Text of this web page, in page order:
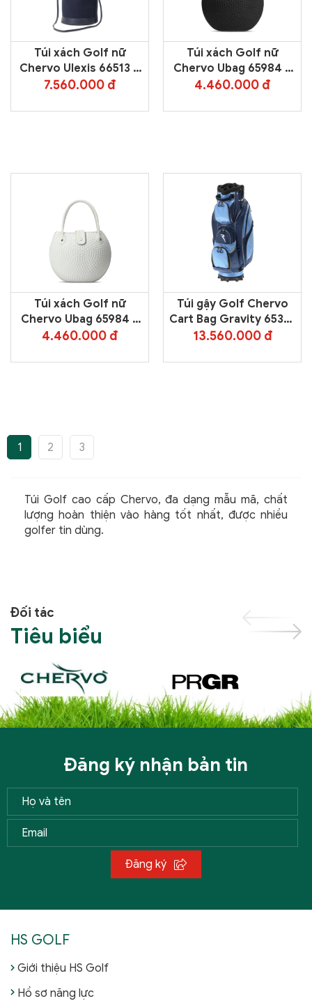
Túi xách Golf nữ
Chervo Ulexis 66513 –
Blue 599
7.560.000 đ
Túi xách Golf nữ
Chervo Ubag 65984 –
Black 999
4.460.000 đ
Túi xách Golf nữ
Chervo Ubag 65984 –
White 100
4.460.000 đ
Túi gậy Golf Chervo
Cart Bag Gravity 65333
– Blue 599
13.560.000 đ
1 2 3
Túi Golf cao cấp Chervo, đa dạng mẫu mã, chất
lượng hoàn thiện vào hàng tốt nhất, được nhiều
golfer tin dùng.
Đối tác
Tiêu biểu
Đăng ký nhận bản tin
Đăng ký
HS GOLF
Giới thiệu HS Golf
Hồ sơ năng lực